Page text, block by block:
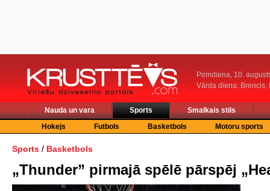
Pirmdiena, 10.
Vārda diena: Brencis,
Nauda un vara Sports
Smalkais stils
Hokejs
Futbols Basketbols Motoru sports
Sports / Basketbols
„Thunder” pirmajā spēlē pārspēj